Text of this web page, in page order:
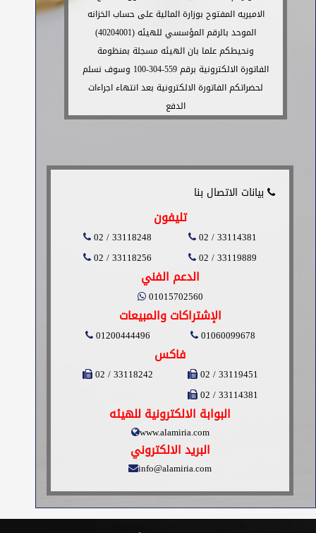
الاميريه المفتوح بوزارة المالية على حساب الخزانه
الموحد بالرقم المؤسسي للهيئه (40204001)
ونحيطكم علما بان الهيئه مسجلة بمنظومة
الفاتورة الالكترونية برقم 559-304-100 وسوف نسلم
لحضراتكم الفاتورة الالكترونية بعد انتهاء اجراءات
الدفع
بيانات الاتصال بنا
تليفون
02 / 33114381
02 / 33118248
02 / 33119889
02 / 33118256
الدعم الفني
01015702560
الإشتراكات والمبيعات
01060099678
01200444496
فاكس
02 / 33119451
02 / 33118242
02 / 33114381
البوابة الالكترونية للهيئه
www.alamiria.com
البريد الالكتروني
info@alamiria.com